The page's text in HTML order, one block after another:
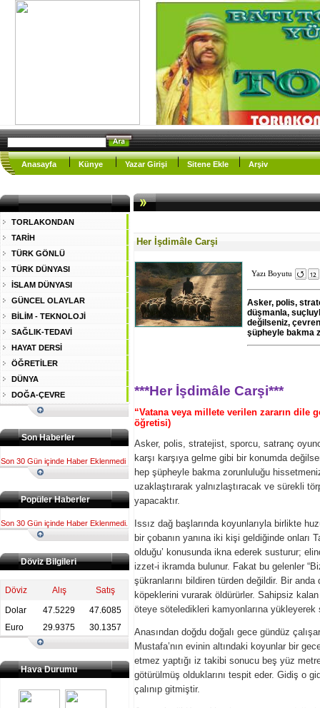
Anasayfa Künye Yazar Girişi Sitene Ekle Arşiv
Her İşdimâle Carşi
Yazı Boyutu
Asker, polis,
düşmanla,
değilseniz,
şüpheyle bakma
***Her İşdimâle Carşi***
“Vatana veya millete verilen zararın dile
öğretisi)
Asker, polis, stratejist, sporcu, satranç
karşı karşıya gelme gibi bir konumda
hep şüpheyle bakma zorunluluğu
uzaklaştırarak yalnızlaştıracak ve sürekli
yapacaktır.
Issız dağ başlarında koyunlarıyla birlikte
bir çobanın yanına iki kişi geldiğinde onları
olduğu’ konusunda ikna ederek susturur;
izzet-i ikramda bulunur. Fakat bu gelenler
şükranlarını bildiren türden değildir. Bir
köpeklerini vurarak öldürürler. Sahipsiz
öteye söteledikleri kamyonlarına yükleyerek
Anasından doğdu doğalı gece gündüz
Mustafa’nın evinin altındaki koyunlar bir
etmez yaptığı iz takibi sonucu beş yüz
götürülmüş olduklarını tespit eder. Gidiş o
çalınıp gitmiştir.
TORLAKONDAN
TARİH
TÜRK GÖNLÜ
TÜRK DÜNYASI
İSLAM DÜNYASI
GÜNCEL OLAYLAR
BİLİM - TEKNOLOJİ
SAĞLIK-TEDAVİ
HAYAT DERSİ
ÖĞRETİLER
DÜNYA
DOĞA-ÇEVRE
Son Haberler
Son 30 Gün içinde Haber Eklenmedi
Popüler Haberler
Son 30 Gün içinde Haber Eklenmedi.
Döviz Bilgileri
Döviz Alış
Satış
Dolar
47.5229
47.6085
Euro
29.9375 30.1357
Hava Durumu